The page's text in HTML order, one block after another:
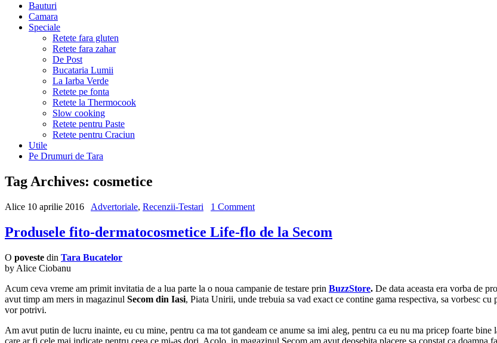
Bauturi
Camara
Speciale
Retete fara gluten
Retete fara zahar
De Post
Bucataria Lumii
La Iarba Verde
Retete pe fonta
Retete la Thermocook
Slow cooking
Retete pentru Paste
Retete pentru Craciun
Utile
Pe Drumuri de Tara
Tag Archives: cosmetice
Alice 10 aprilie 2016 Advertoriale, Recenzii-Testari 1 Comment
Produsele fito-dermatocosmetice Life-flo de la Secom
O poveste din Tara Bucatelor
by Alice Ciobanu
Acum ceva vreme am primit invitatia de a lua parte la o noua campanie de testare prin BuzzStore. De data aceasta era vorba de
avut timp am mers in magazinul Secom din Iasi, Piata Unirii, unde trebuia sa vad exact ce contine gama respectiva, sa vorbesc
vor potrivi.
Am avut putin de lucru inainte, eu cu mine, pentru ca ma tot gandeam ce anume sa imi aleg, pentru ca eu nu ma pricep foarte
care ar fi cele mai indicate pentru ceea ce mi-as dori. Acolo, in magazinul Secom am avut deosebita placere sa constat ca doamna